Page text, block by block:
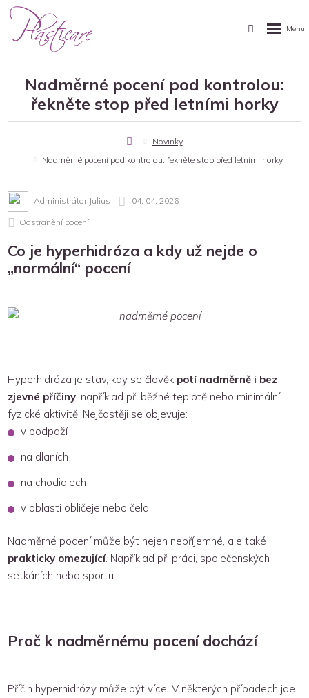
Nadměrné pocení pod kontrolou:
řekněte stop před letními horky
Novinky
Nadměrné pocení pod kontrolou: řekněte stop před letními horky
Administrátor Julius 04. 04. 2026
Odstranění pocení
Co je hyperhidróza a kdy už nejde o
„normální“ pocení
Hyperhidróza je stav, kdy se člověk potí nadměrně i bez
zjevné příčiny, například při běžné teplotě nebo minimální
fyzické aktivitě. Nejčastěji se objevuje:
v podpaží
na dlaních
na chodidlech
v oblasti obličeje nebo čela
Nadměrné pocení může být nejen nepříjemné, ale také
prakticky omezující. Například při práci, společenských
setkáních nebo sportu.
Proč k nadměrnému pocení dochází
Příčin hyperhidrózy může být více. V některých případech jde